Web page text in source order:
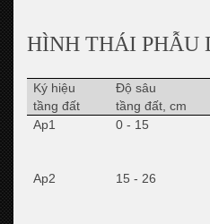
HÌNH THÁI PHẪU
Ký hiệu
tầng đất
Độ sâu
tầng đất, cm
Ap1
0 - 15
Ap2
15 - 26